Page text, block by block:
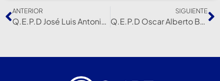
ANTERIOR
Q.E.P.D José Luis Antonio Pinto
SIGUIENTE
Q.E.P.D Oscar Alberto Bentos